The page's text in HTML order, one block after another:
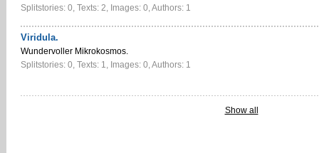
Splitstories: 0, Texts: 2, Images: 0, Authors: 1
Viridula.
Wundervoller Mikrokosmos.
Splitstories: 0, Texts: 1, Images: 0, Authors: 1
Show all